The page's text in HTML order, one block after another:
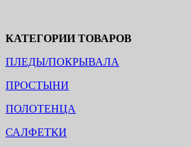
КАТЕГОРИИ ТОВАРОВ
ПЛЕДЫ/ПОКРЫВАЛА
ПРОСТЫНИ
ПОЛОТЕНЦА
САЛФЕТКИ